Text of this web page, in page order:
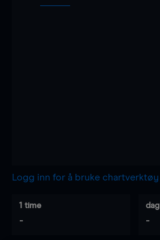
Logg inn for å bruke chartverktøy
1 time
-
dag
-